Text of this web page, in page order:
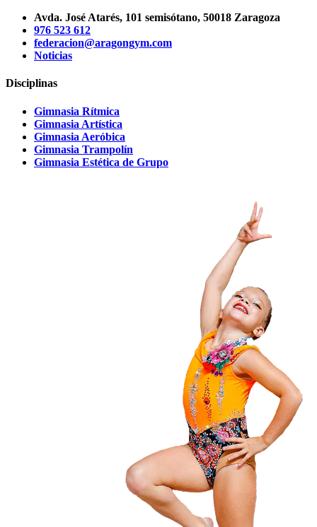
Avda. José Atarés, 101 semisótano, 50018 Zaragoza
976 523 612
federacion@aragongym.com
Noticias
Disciplinas
Gimnasia Rítmica
Gimnasia Artística
Gimnasia Aeróbica
Gimnasia Trampolín
Gimnasia Estética de Grupo